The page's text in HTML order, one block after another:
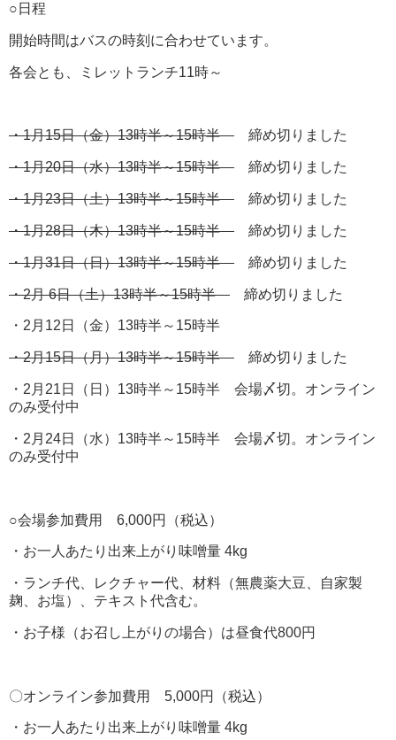
○日程
開始時間はバスの時刻に合わせています。
各会とも、ミレットランチ11時～
・1月15日（金）13時半～15時半 締め切りました
・1月20日（水）13時半～15時半 締め切りました
・1月23日（土）13時半～15時半 締め切りました
・1月28日（木）13時半～15時半 締め切りました
・1月31日（日）13時半～15時半 締め切りました
・2月 6日（土）13時半～15時半 締め切りました
・2月12日（金）13時半～15時半
・2月15日（月）13時半～15時半 締め切りました
・2月21日（日）13時半～15時半 会場〆切。オンライン
のみ受付中
・2月24日（水）13時半～15時半 会場〆切。オンライン
のみ受付中
○会場参加費用 6,000円（税込）
・お一人あたり出来上がり味噌量 4kg
・ランチ代、レクチャー代、材料（無農薬大豆、自家製
麹、お塩）、テキスト代含む。
・お子様（お召し上がりの場合）は昼食代800円
〇オンライン参加費用 5,000円（税込）
・お一人あたり出来上がり味噌量 4kg